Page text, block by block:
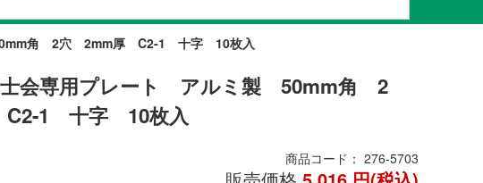
角 2穴 2mm厚 C2-1 十字 10枚入
士会専用プレート アルミ製 50mm角 2
1 十字 10枚入
商品コード： 276-5703